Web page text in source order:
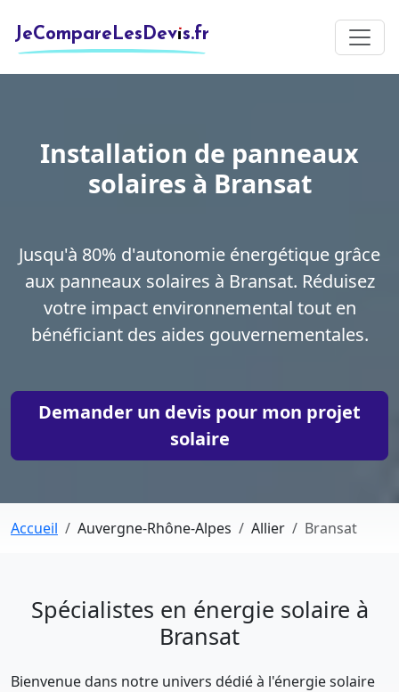
JeCompareLesDevis.fr
Installation de panneaux
solaires à Bransat
Jusqu'à 80% d'autonomie énergétique grâce
aux panneaux solaires à Bransat. Réduisez
votre impact environnemental tout en
bénéficiant des aides gouvernementales.
Demander un devis pour mon projet
solaire
Accueil Auvergne-Rhône-Alpes Allier Bransat
Spécialistes en énergie solaire à
Bransat
Bienvenue dans notre univers dédié à l'énergie solaire